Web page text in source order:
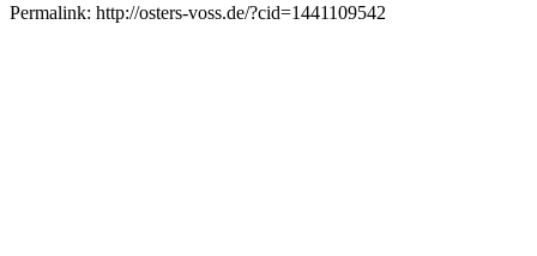
Permalink: http://osters-voss.de/?cid=1441109542